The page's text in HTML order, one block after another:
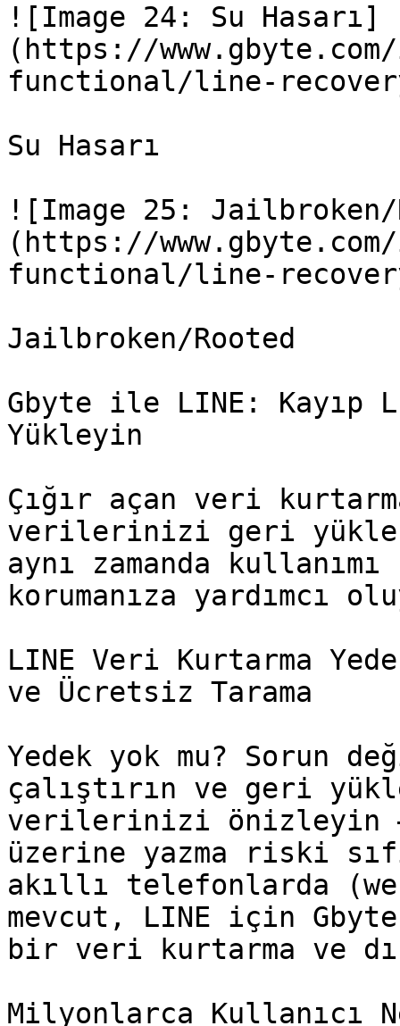
![Image 24: Su Hasarı]
(https://
functional/line-
Su Hasarı
![Image 25: Jailbroken/
(https://
functional/line-
Jailbroken/Rooted
Gbyte ile LINE:
Yükleyin
Çığır açan veri
verilerinizi geri
aynı zamanda
korumanıza yardımcı
LINE Veri Kurtarma
ve Ücretsiz Tarama
Yedek yok mu? Sorun
çalıştırın ve geri
verilerinizi önizleyin
üzerine yazma riski
akıllı telefonlarda
mevcut, LINE için
bir veri kurtarma ve
Milyonlarca Kullanıcı